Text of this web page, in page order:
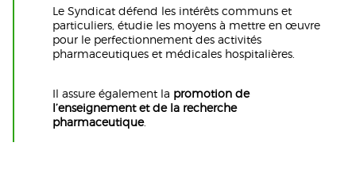
Le Syndicat défend les intérêts communs et
particuliers, étudie les moyens à mettre en œuvre
pour le perfectionnement des activités
pharmaceutiques et médicales hospitalières.
Il assure également la promotion de
l’enseignement et de la recherche
pharmaceutique.